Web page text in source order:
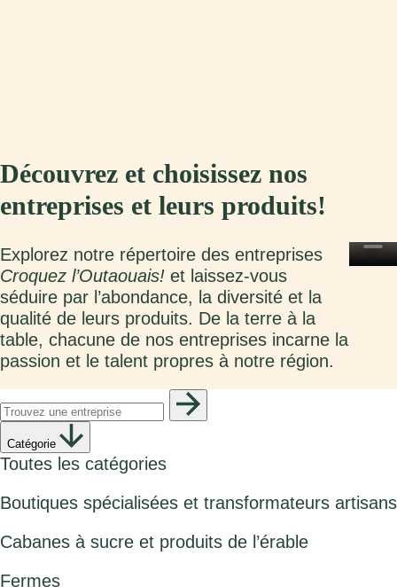
Découvrez et choisissez nos
entreprises et leurs produits!
Explorez notre répertoire des entreprises
Croquez l’Outaouais! et laissez-vous
séduire par l’abondance, la diversité et la
qualité de leurs produits. De la terre à la
table, chacune de nos entreprises incarne la
passion et le talent propres à notre région.
Catégorie
Toutes les catégories
Boutiques spécialisées et transformateurs artisans
Cabanes à sucre et produits de l’érable
Fermes